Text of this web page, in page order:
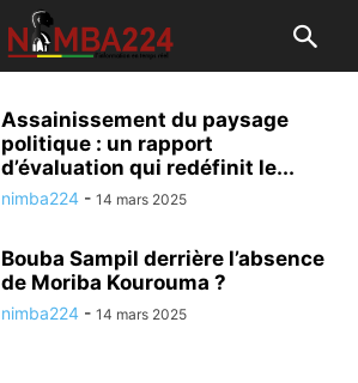
Assainissement du paysage
politique : un rapport
d’évaluation qui redéfinit le...
nimba224 - 14 mars 2025
Bouba Sampil derrière l’absence
de Moriba Kourouma ?
nimba224 - 14 mars 2025